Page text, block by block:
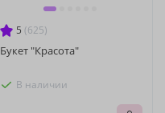
5 (625)
Букет "Красота"
В наличии